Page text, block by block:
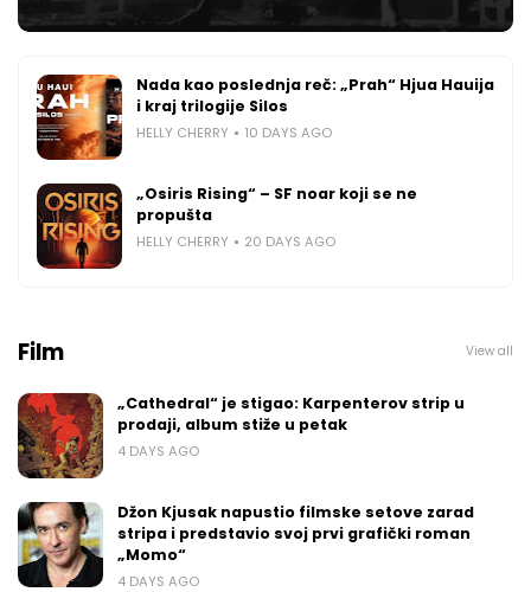
Nada kao poslednja reč: „Prah“ Hjua Hauija
i kraj trilogije Silos
HELLY CHERRY 10 DAYS AGO
„Osiris Rising“ – SF noar koji se ne
propušta
HELLY CHERRY 20 DAYS AGO
Film View all
„Cathedral“ je stigao: Karpenterov strip u
prodaji, album stiže u petak
4 DAYS AGO
Džon Kjusak napustio filmske setove zarad
stripa i predstavio svoj prvi grafički roman
„Momo“
4 DAYS AGO